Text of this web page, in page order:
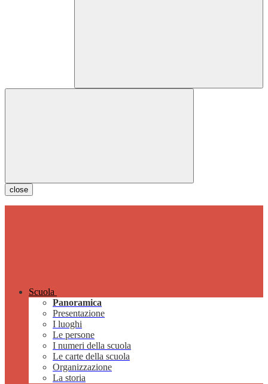
close
Scuola
Panoramica
Presentazione
I luoghi
Le persone
I numeri della scuola
Le carte della scuola
Organizzazione
La storia